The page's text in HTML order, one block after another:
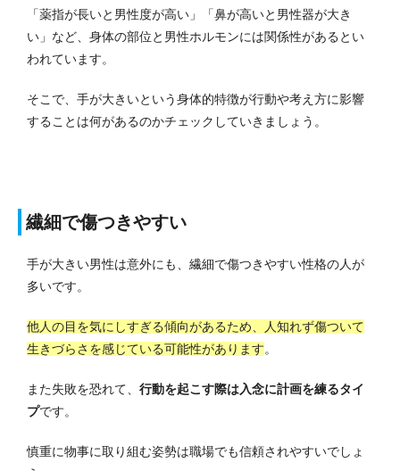
「薬指が長いと男性度が高い」「鼻が高いと男性器が大き
い」など、身体の部位と男性ホルモンには関係性があるとい
われています。
そこで、手が大きいという身体的特徴が行動や考え方に影響
することは何があるのかチェックしていきましょう。
繊細で傷つきやすい
手が大きい男性は意外にも、繊細で傷つきやすい性格の人が
多いです。
他人の目を気にしすぎる傾向があるため、人知れず傷ついて
生きづらさを感じている可能性があります。
また失敗を恐れて、 行動を起こす際は入念に計画を練るタイ
プです。
慎重に物事に取り組む姿勢は職場でも信頼されやすいでしょ